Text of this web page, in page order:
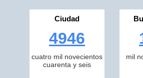
Ciudad
4946
cuatro mil novecientos
cuarenta y seis
mil